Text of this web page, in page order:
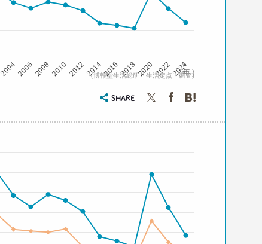
( 年 )
(博報堂生活総研「生活定点」調査)
2004200620082010 2012201420162018202020222024
SHARE